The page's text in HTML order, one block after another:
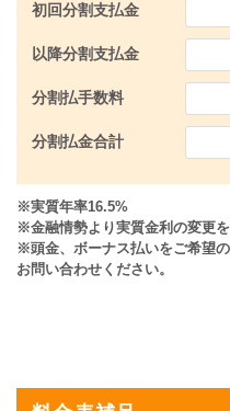
初回分割支払金
以降分割支払金
分割払手数料
分割払金合計
※実質年率16.5%
※金融情勢より実質金利の変更
※頭金、ボーナス払いをご希望
お問い合わせください。